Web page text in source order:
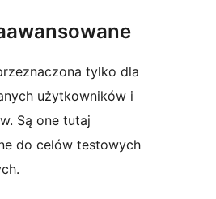
tylko dla
użytkowników i
Są one tutaj
do celów testowych